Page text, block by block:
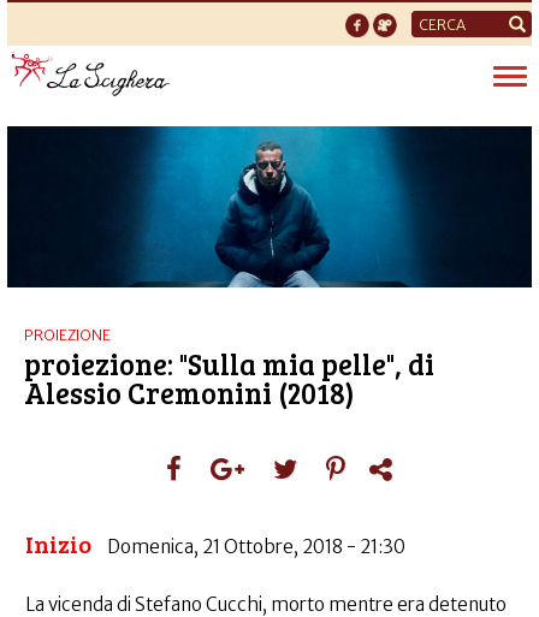
Form
di
ricerca
PROIEZIONE
proiezione: "Sulla mia pelle", di
Alessio Cremonini (2018)
Inizio Domenica, 21 Ottobre, 2018 - 21:30
La vicenda di Stefano Cucchi, morto mentre era detenuto